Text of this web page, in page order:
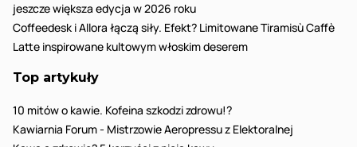
jeszcze większa edycja w 2026 roku
Coffeedesk i Allora łączą siły. Efekt? Limitowane Tiramisù Caffè
Latte inspirowane kultowym włoskim deserem
Top artykuły
10 mitów o kawie. Kofeina szkodzi zdrowu!?
Kawiarnia Forum - Mistrzowie Aeropressu z Elektoralnej